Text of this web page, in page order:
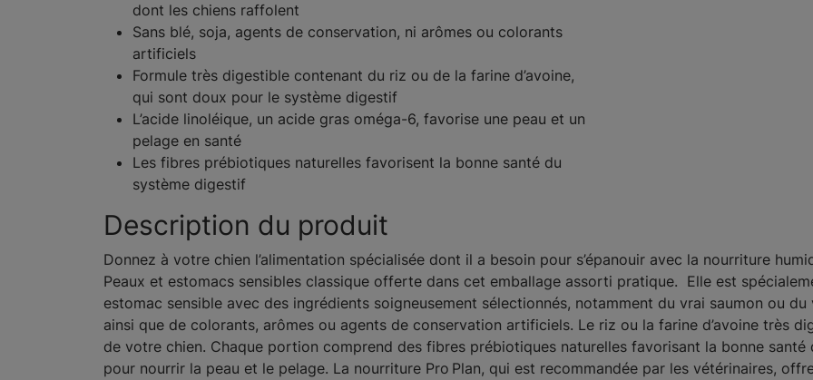
dont les chiens raffolent
Sans blé, soja, agents de conservation, ni arômes ou colorants
artificiels
Formule très digestible contenant du riz ou de la farine d’avoine,
qui sont doux pour le système digestif
L’acide linoléique, un acide gras oméga-6, favorise une peau et un
pelage en santé
Les fibres prébiotiques naturelles favorisent la bonne santé du
système digestif
Description du produit
Donnez à votre chien l’alimentation spécialisée dont il a besoin pour s’épanouir avec la nourriture
Peaux et estomacs sensibles classique offerte dans cet emballage assorti pratique. Elle est
estomac sensible avec des ingrédients soigneusement sélectionnés, notamment du vrai saumon ou
ainsi que de colorants, arômes ou agents de conservation artificiels. Le riz ou la farine d’avoine très
de votre chien. Chaque portion comprend des fibres prébiotiques naturelles favorisant la bonne santé
pour nourrir la peau et le pelage. La nourriture Pro Plan, qui est recommandée par les vétérinaires,